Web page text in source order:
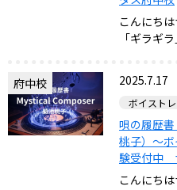
こんにち
「ギラギ
府中校 2025.7.17
ボイスト
唄の履歴
桃子）～
験受付中
こんにち